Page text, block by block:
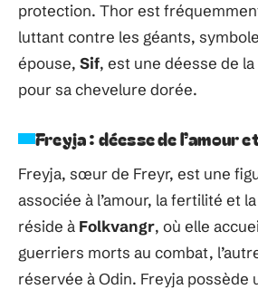
protection. Thor est
luttant contre les géants,
épouse, Sif, est une déesse de
pour sa chevelure dorée.
Freyja : déesse de l’amour
Freyja, sœur de Freyr, est une
associée à l’amour, la fertilité et
réside à Folkvangr, où elle
guerriers morts au combat,
réservée à Odin. Freyja possède